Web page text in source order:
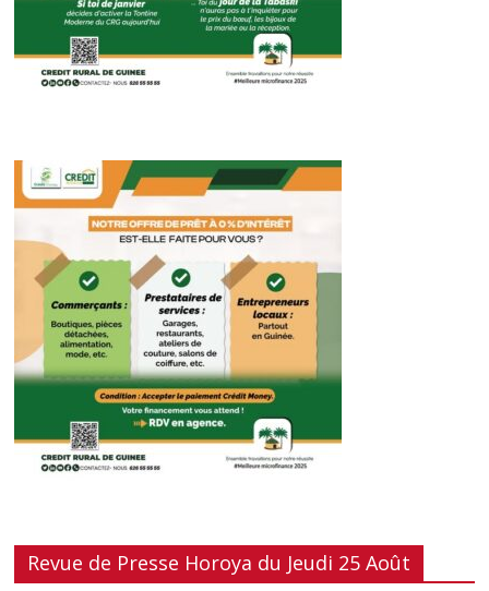
Revue de Presse Horoya du Jeudi 25 Août